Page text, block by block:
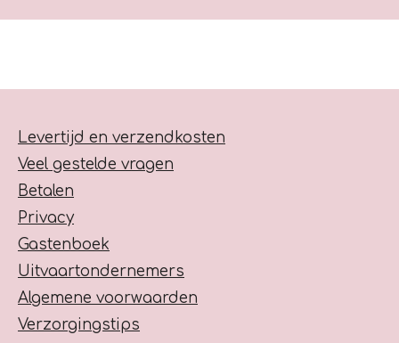
Levertijd en verzendkosten
Veel gestelde vragen
Betalen
Privacy
Gastenboek
Uitvaartondernemers
Algemene voorwaarden
Verzorgingstips